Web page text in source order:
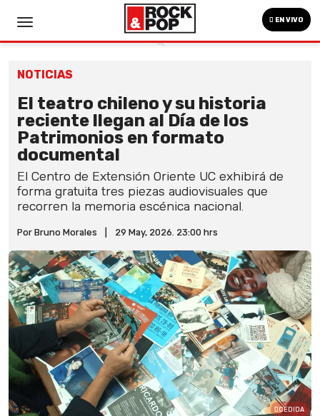
EN VIVO
NOTICIAS
El teatro chileno y su historia
reciente llegan al Día de los
Patrimonios en formato
documental
El Centro de Extensión Oriente UC exhibirá de
forma gratuita tres piezas audiovisuales que
recorren la memoria escénica nacional.
Por Bruno Morales 29 May, 2026. 23:00 hrs
CEDIDA